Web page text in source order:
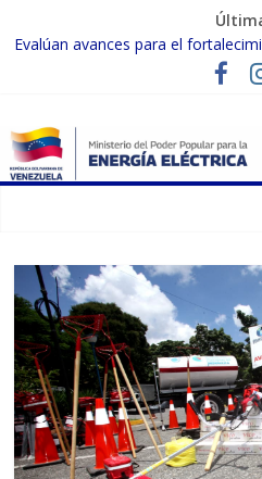
Evalúan avances para el
Inspeccionan trabajos de
Gobierno Nacional activa plan
ante el fenómeno de El Niño
Termocarabobo recupera el 50%